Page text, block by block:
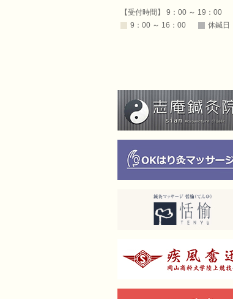
【受付時間】 9：00 ～ 19：00
9：00 ～ 16：00
休鍼日